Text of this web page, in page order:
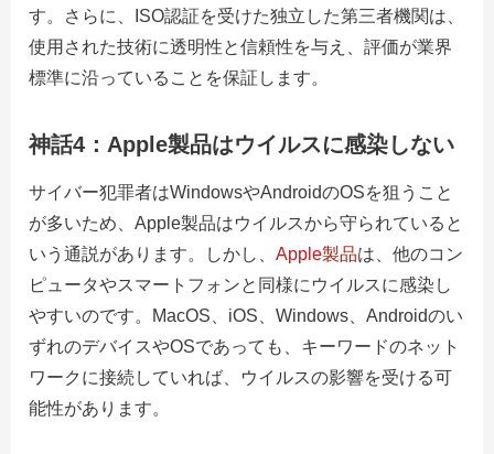
す。さらに、ISO認証を受けた独立した第三者機関は、
使用された技術に透明性と信頼性を与え、評価が業界
標準に沿っていることを保証します。
神話4：Apple製品はウイルスに感染しない
サイバー犯罪者はWindowsやAndroidのOSを狙うこと
が多いため、Apple製品はウイルスから守られていると
いう通説があります。しかし、 Apple製品は、他のコン
ピュータやスマートフォンと同様にウイルスに感染し
やすいのです。MacOS、iOS、Windows、Androidのい
ずれのデバイスやOSであっても、キーワードのネット
ワークに接続していれば、ウイルスの影響を受ける可
能性があります。